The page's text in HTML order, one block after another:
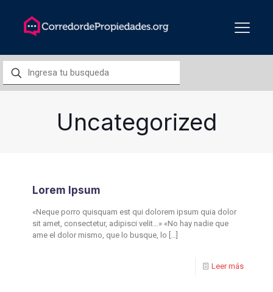
Uncategorized
Lorem Ipsum
«Neque porro quisquam est qui dolorem ipsum quia dolor
sit amet, consectetur, adipisci velit…» «No hay nadie que
ame el dolor mismo, que lo busque, lo […]
Leer más